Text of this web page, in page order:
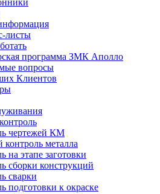
листы
программа ЗМК Аполло
вопросы
Клиентов
чертежей КМ
контроль металла
на этапе заготовки
сборки конструкций
сварки
подготовки к окраске